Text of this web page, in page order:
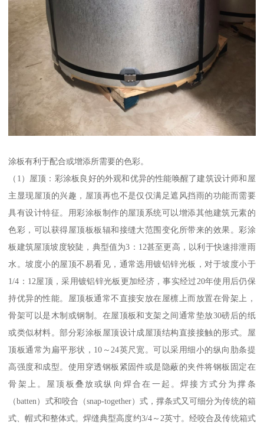
涂板有利于配合或增添所需要的色彩。
（1）屋顶：彩涂板良好的外观和优异的性能唤醒了建筑设计师和屋
主显现屋顶的兴趣，屋顶再也不是仅仅满足遮风挡雨的功能而需要
具有设计特征。用彩涂板制作的屋顶系统可以增添其他建筑元素的
色彩，可以获得屋顶板板辐和接缝大范围变化所带来的效果。彩涂
板建筑屋顶坡度较陡，典型值为3：12甚至更高，以利于快速排泄雨
水。坡度小的屋顶不易看见，通常选用镀铝锌光板，对于坡度小于
1/4：12屋顶，采用镀铝锌光板更加经济，事实经过20年使用后仍保
持优异的性能。屋顶板通常不直接安放在屋檩上而放置在骨架上，
骨架可以是木制或钢制。在屋顶板和支架之间通常垫放30磅后的纸
或类似材料。部分彩涂板屋顶设计成屋顶结构直接接触的形式。屋
顶板通常为扁平形状，10～24英尺宽。可以采用细小的纵向肋条提
高强度和成型。使用穿透钢板紧固件或是隐蔽的夹件将钢板固定在
骨架上。屋顶板叠放或纵向焊合在一起。焊接方式分为撑条
（batten）式和咬合（snap-together）式，撑条式又可细分为传统的箱
式、帽式和整体式。焊缝典型高度约3/4～2英寸。经咬合及传统箱式